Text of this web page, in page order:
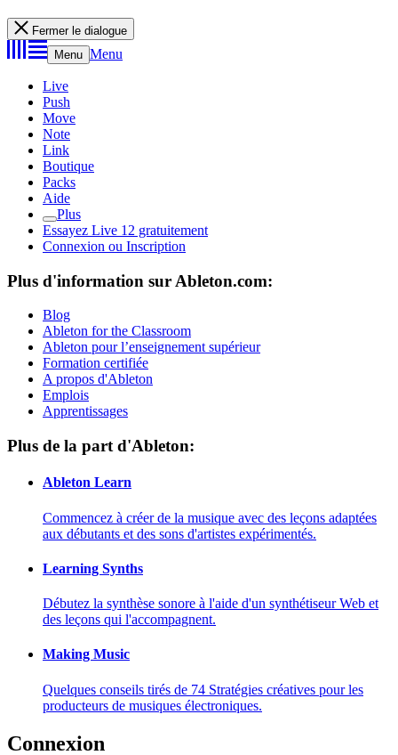
Fermer le dialogue
Menu Menu
Live
Push
Move
Note
Link
Boutique
Packs
Aide
Plus
Essayez Live 12 gratuitement
Connexion ou Inscription
Plus d'information sur Ableton.com:
Blog
Ableton for the Classroom
Ableton pour l’enseignement supérieur
Formation certifiée
A propos d'Ableton
Emplois
Apprentissages
Plus de la part d'Ableton:
Ableton Learn
Commencez à créer de la musique avec des leçons adaptées
aux débutants et des sons d'artistes expérimentés.
Learning Synths
Débutez la synthèse sonore à l'aide d'un synthétiseur Web et
des leçons qui l'accompagnent.
Making Music
Quelques conseils tirés de 74 Stratégies créatives pour les
producteurs de musiques électroniques.
Connexion